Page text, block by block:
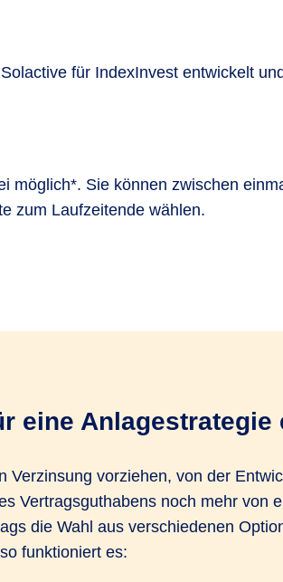
für IndexInvest entwickelt
möglich*. Sie können zwischen
zum Laufzeitende wählen.
eine Anlagestrategie
vorziehen, von der
Vertragsguthabens noch mehr von
die Wahl aus verschiedenen
funktioniert es: